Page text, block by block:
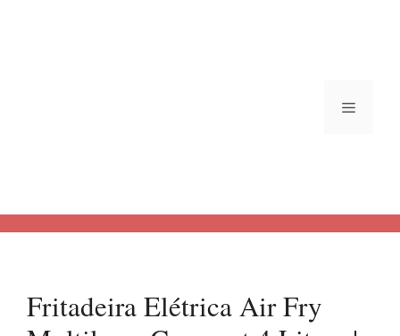
Menú
Fritadeira Elétrica Air Fry